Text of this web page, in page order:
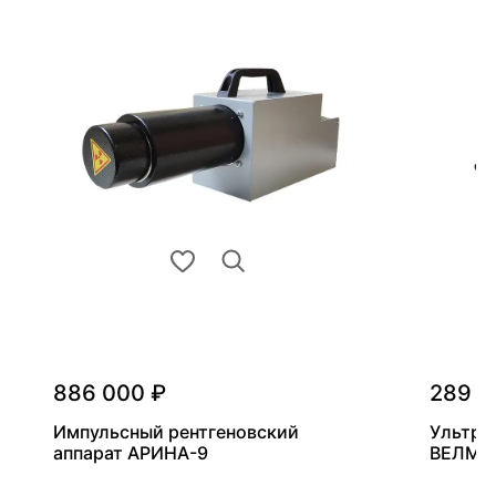
886 000 ₽
Импульсный рентгеновский
аппарат АРИНА-9
289